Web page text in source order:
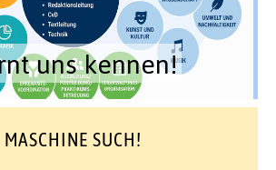
uns kennen!
MASCHINE SUCH!